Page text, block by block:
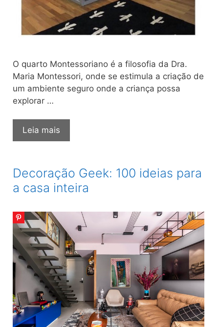
O quarto Montessoriano é a filosofia da Dra.
Maria Montessori, onde se estimula a criação de
um ambiente seguro onde a criança possa
explorar …
Leia mais
Montessoriano:
Ideias
para
o
Perfeito
Decoração Geek: 100 ideias para
a casa inteira